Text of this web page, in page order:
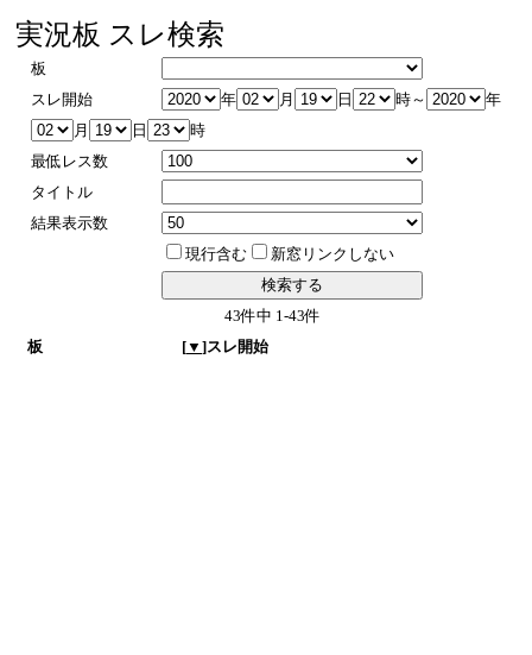
実況板 スレ検索
板
スレ開始
年 月 日 時～
年
月
日
時
最低レス数
タイトル
結果表示数
現行含む
新窓リンクしない
43件中 1-43件
板
[▼ ]スレ開始